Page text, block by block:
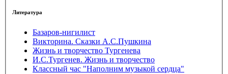
Литература
Базаров-нигилист
Викторина. Сказки А.С.Пушкина
Жизнь и творчество Тургенева
И.С.Тургенев. Жизнь и творчество
Классный час "Наполним музыкой сердца"